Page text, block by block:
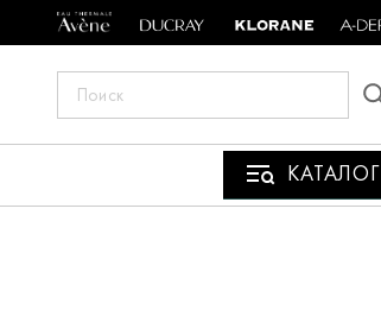
ПОИСК
САЙТУ
КАТАЛОГ